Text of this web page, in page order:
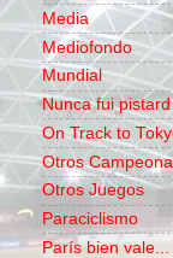
Media
Mediofondo
Mundial
Nunca fui pistard
On Track to
Otros
Otros Juegos
Paraciclismo
París bien vale...